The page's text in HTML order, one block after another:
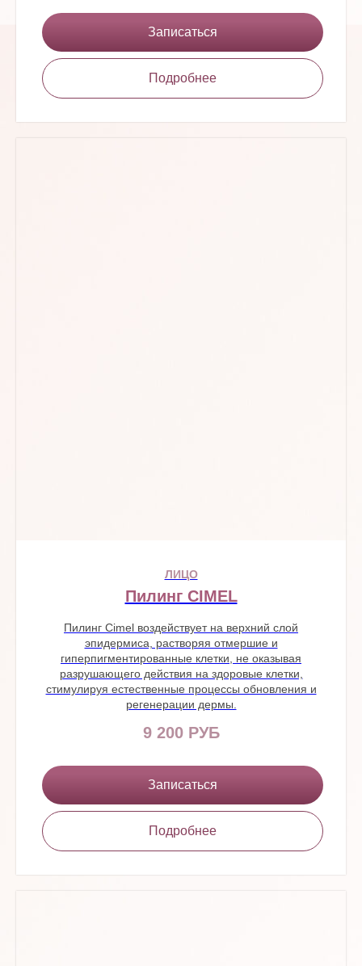
Записаться
Подробнее
ЛИЦО
Пилинг CIMEL
Пилинг Cimel воздействует на верхний слой
эпидермиса, растворяя отмершие и
гиперпигментированные клетки, не оказывая
разрушающего действия на здоровые клетки,
стимулируя естественные процессы обновления и
регенерации дермы.
9 200 РУБ
Записаться
Подробнее